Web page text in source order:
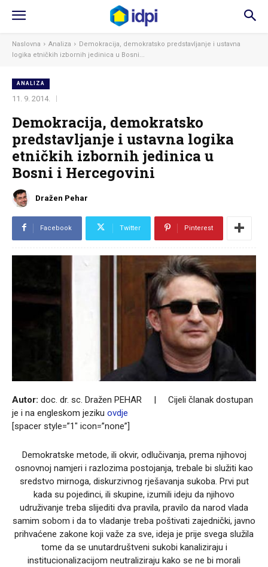
Naslovna Analiza
Demokracija, demokratsko predstavljanje i ustavna
logika etničkih izbornih jedinica u Bosni...
ANALIZA
11. 9. 2014.
Demokracija, demokratsko
predstavljanje i ustavna logika
etničkih izbornih jedinica u
Bosni i Hercegovini
Dražen Pehar
Facebook Twitter Pinterest
Autor: doc. dr. sc. Dražen PEHAR | Cijeli članak dostupan
je i na engleskom jeziku ovdje
[spacer style=”1″ icon=”none”]
Demokratske metode, ili okvir, odlučivanja, prema njihovoj
osnovnoj namjeri i razlozima postojanja, trebale bi služiti kao
sredstvo mirnoga, diskurzivnog rješavanja sukoba. Prvi put
kada su pojedinci, ili skupine, izumili ideju da njihovo
udruživanje treba slijediti dva pravila, pravilo da narod vlada
samim sobom i da to vladanje treba poštivati zajednički, javno
prihvaćene zakone koji važe za sve, ideja je prije svega služila
tome da se unutardruštveni sukobi kanaliziraju i
institucionalizacijom neutraliziraju kako se ne bi morali